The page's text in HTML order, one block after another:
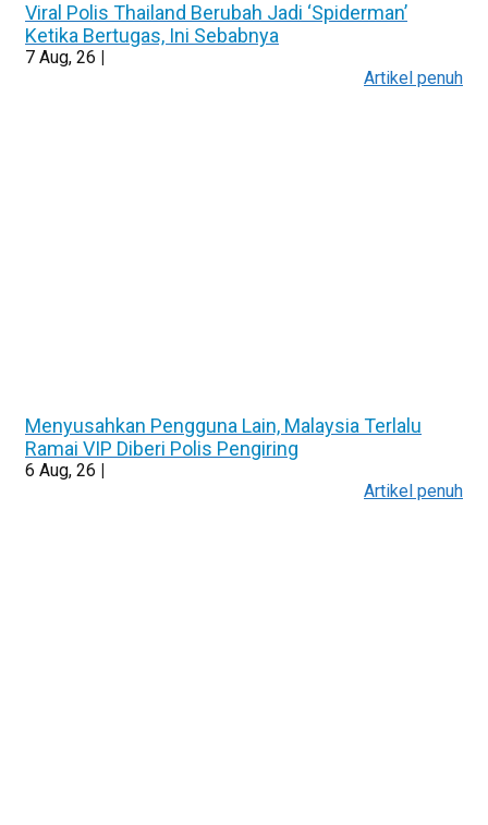
Viral Polis Thailand Berubah Jadi ‘Spiderman’
Ketika Bertugas, Ini Sebabnya
7 Aug, 26
Artikel penuh
Menyusahkan Pengguna Lain, Malaysia Terlalu
Ramai VIP Diberi Polis Pengiring
6 Aug, 26 |
Artikel penuh